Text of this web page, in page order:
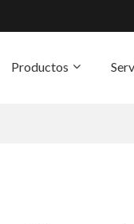
Productos